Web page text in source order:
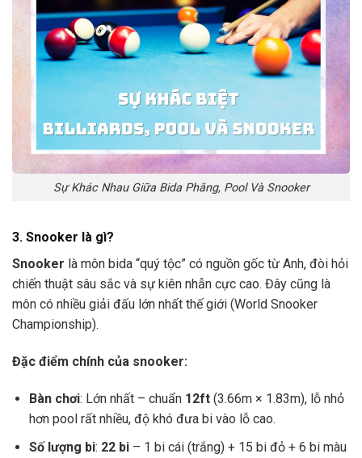
Sự Khác Nhau Giữa Bida Phăng, Pool Và Snooker
3. Snooker là gì?
Snooker là môn bida “quý tộc” có nguồn gốc từ Anh, đòi hỏi
chiến thuật sâu sắc và sự kiên nhẫn cực cao. Đây cũng là
môn có nhiều giải đấu lớn nhất thế giới (World Snooker
Championship).
Đặc điểm chính của snooker:
Bàn chơi: Lớn nhất – chuẩn 12ft(3.66m × 1.83m), lỗ nhỏ
hơn pool rất nhiều, độ khó đưa bi vào lỗ cao.
Số lượng bi: 22 bi– 1 bi cái (trắng) + 15 bi đỏ + 6 bi màu